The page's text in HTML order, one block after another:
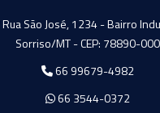
Agromeq
Rua São José, 1234 - Bairro
Sorriso/MT - CEP: 78890-000
66 99679-4982
66 3544-0372